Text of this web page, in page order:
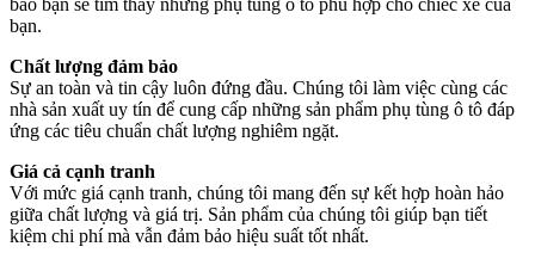
bảo bạn sẽ tìm thấy những phụ tùng ô tô phù hợp cho chiếc xe của
bạn.
Chất lượng đảm bảo
Sự an toàn và tin cậy luôn đứng đầu. Chúng tôi làm việc cùng các
nhà sản xuất uy tín để cung cấp những sản phẩm phụ tùng ô tô đáp
ứng các tiêu chuẩn chất lượng nghiêm ngặt.
Giá cả cạnh tranh
Với mức giá cạnh tranh, chúng tôi mang đến sự kết hợp hoàn hảo
giữa chất lượng và giá trị. Sản phẩm của chúng tôi giúp bạn tiết
kiệm chi phí mà vẫn đảm bảo hiệu suất tốt nhất.